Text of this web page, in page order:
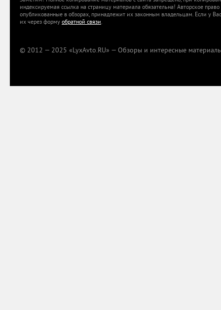
индексируемая ссылка на страницу материала обязательна! Авторское
опубликованные в обзорах, принадлежит их законным владельцам. Если у
их через форму обратной связи.
© 2012 — 2025 «LyxAvto.RU» — Обзоры и интересные